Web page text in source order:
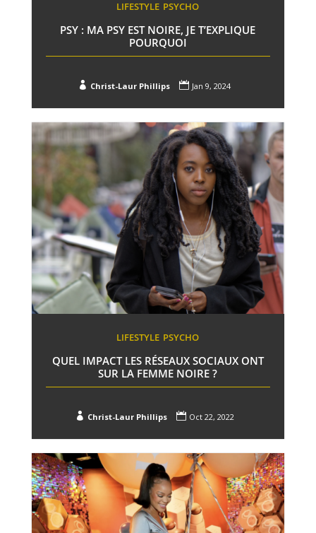
LIFESTYLE PSYCHO
PSY : MA PSY EST NOIRE, JE T’EXPLIQUE
POURQUOI
 Christ-Laur Phillips  Jan 9, 2024
LIFESTYLE PSYCHO
QUEL IMPACT LES RÉSEAUX SOCIAUX ONT
SUR LA FEMME NOIRE ?
 Christ-Laur Phillips  Oct 22, 2022